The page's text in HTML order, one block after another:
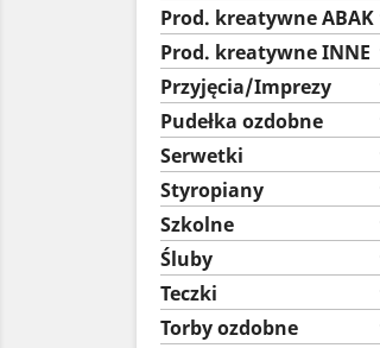
Prod. kreatywne ABAK
Prod. kreatywne INNE
Przyjęcia/Imprezy
Pudełka ozdobne
Serwetki
Styropiany
Szkolne
Śluby
Teczki
Torby ozdobne